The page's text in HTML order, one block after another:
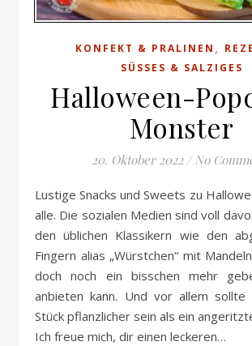
KONFEKT & PRALINEN ,
SÜSSES & SALZIGES
Halloween-
Monster
20. Oktober 2022 / No
Lustige Snacks und Sweets zu Halloween kennen wir
alle. Die sozialen Medien sind voll
den üblichen Klassikern wie den
Fingern alias „Würstchen“ mit
doch noch ein bisschen mehr
anbieten kann. Und vor allem
Stück pflanzlicher sein als ein
Ich freue mich, dir einen leckeren…